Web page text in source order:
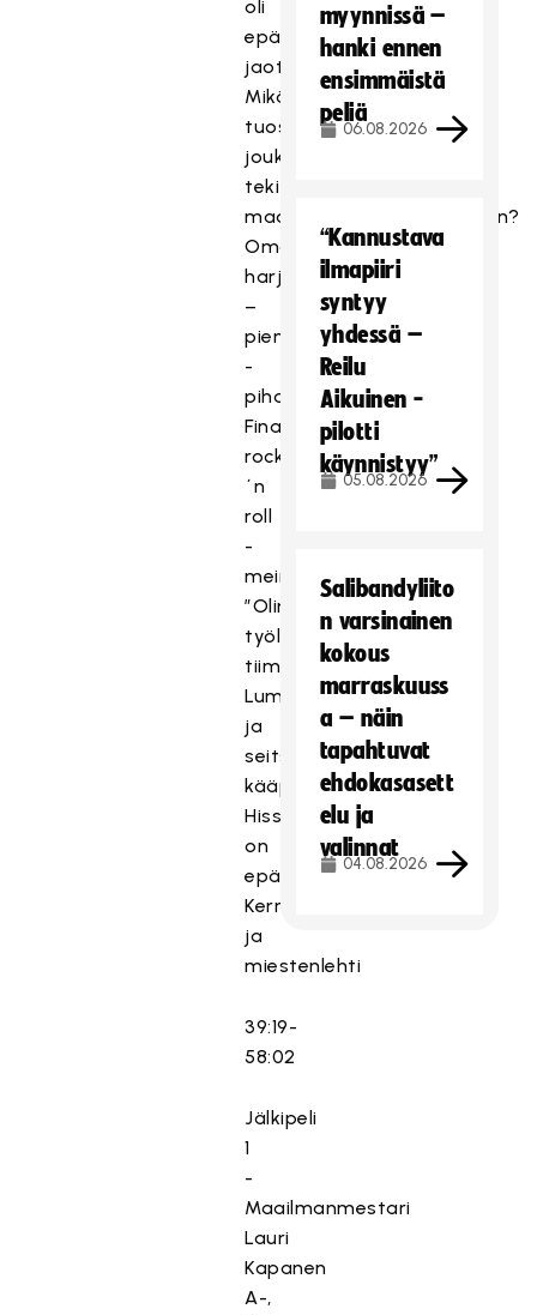
oli
epäreilut
jaot
Mikä
tuosta
joukkueesta
teki
maailmanmestarijoukkueen?
Omaehtoinen
harjoittelu
–
pienpelit
-
pihapelit
Finaalissa
rock
´n
roll
-
meininki
”Olimme
työläs
tiimi”
Lumikki
ja
seitsemän
kääpiötä
Hissi
on
epäkunnossa
Kerrossiivoja
ja
miestenlehti
39:19-
58:02
Jälkipeli
1
-
Maailmanmestari
Lauri
Kapanen
A-,
myynnissä –
hanki ennen
ensimmäistä
peliä
06.08.2026
“Kannustava
ilmapiiri
syntyy
yhdessä –
Reilu
Aikuinen -
pilotti
käynnistyy”
05.08.2026
Salibandyliito
n varsinainen
kokous
marraskuuss
a – näin
tapahtuvat
ehdokasasett
elu ja
valinnat
04.08.2026